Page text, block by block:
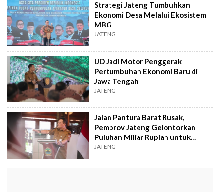
Strategi Jateng Tumbuhkan
Ekonomi Desa Melalui Ekosistem
MBG
JATENG
IJD Jadi Motor Penggerak
Pertumbuhan Ekonomi Baru di
Jawa Tengah
JATENG
Jalan Pantura Barat Rusak,
Pemprov Jateng Gelontorkan
Puluhan Miliar Rupiah untuk
Perbaikan
JATENG